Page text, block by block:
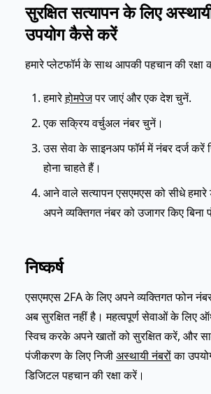
सुरक्षित सत्यापन के लिए
उपयोग कैसे करें
हमारे प्लेटफॉर्म के साथ आपकी पहचान की
हमारेहोमपेजपर जाएं और एक देश चुनें.
एक सक्रिय वर्चुअल नंबर चुनें।
उस सेवा के साइनअप फॉर्म में नंबर दर्ज
होना चाहते हैं।
आने वाले सत्यापन एसएमएस को सीधे हमारे
अपने व्यक्तिगत नंबर को उजागर किए बिना
निष्कर्ष
एसएमएस 2FA के लिए अपने व्यक्तिगत फोन
अब सुरक्षित नहीं है। महत्वपूर्ण सेवाओं के लिए
स्विच करके अपने खातों को सुरक्षित करें, और
पंजीकरण के लिए निजीअस्थायी नंबरोंका
डिजिटल पहचान की रक्षा करें।